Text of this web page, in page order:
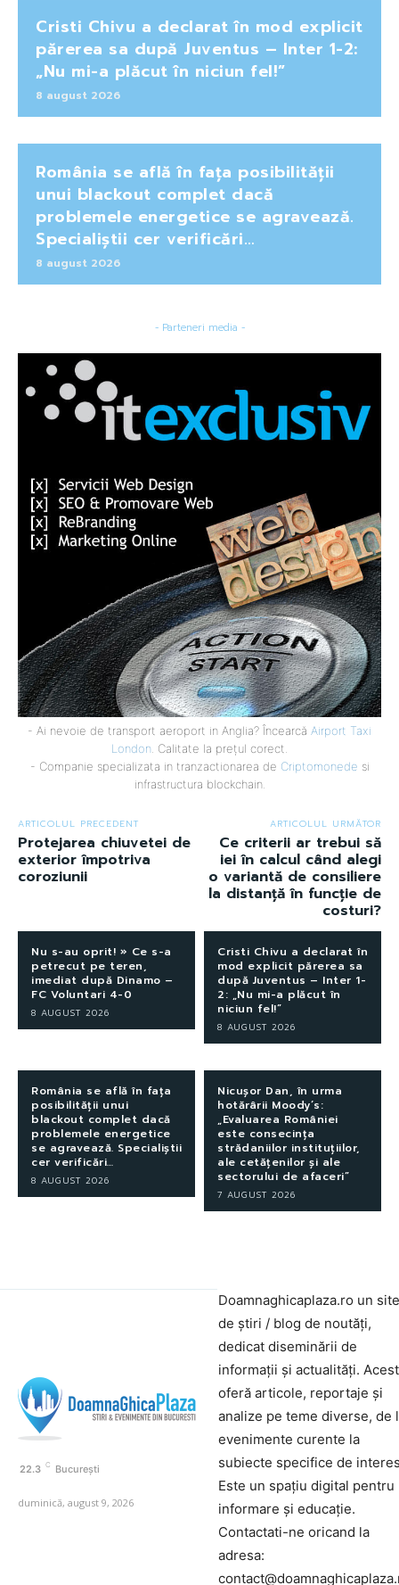
Cristi Chivu a declarat în mod explicit
părerea sa după Juventus – Inter 1-2:
„Nu mi-a plăcut în niciun fel!”
8 august 2026
România se află în fața posibilității
unui blackout complet dacă
problemele energetice se agravează.
Specialiștii cer verificări…
8 august 2026
- Parteneri media -
- Ai nevoie de transport aeroport in Anglia? Încearcă Airport Taxi
London . Calitate la prețul corect.
- Companie specializata in tranzactionarea de Criptomonede si
infrastructura blockchain.
ARTICOLUL PRECEDENT
Protejarea chiuvetei de
exterior împotriva
coroziunii
ARTICOLUL URMĂTOR
Ce criterii ar trebui să
iei în calcul când alegi
o variantă de consiliere
la distanță în funcție de
costuri?
Nu s-au oprit! » Ce s-a
petrecut pe teren,
imediat după Dinamo –
FC Voluntari 4-0
8 AUGUST 2026
Cristi Chivu a declarat în
mod explicit părerea sa
după Juventus – Inter 1-
2: „Nu mi-a plăcut în
niciun fel!”
8 AUGUST 2026
România se află în fața
posibilității unui
blackout complet dacă
problemele energetice
se agravează. Specialiștii
cer verificări…
8 AUGUST 2026
Nicușor Dan, în urma
hotărârii Moody’s:
„Evaluarea României
este consecința
strădaniilor instituțiilor,
ale cetățenilor și ale
sectorului de afaceri”
7 AUGUST 2026
22.3 C București
duminică, august 9, 2026
Doamnaghicaplaza.ro un site
de știri / blog de noutăți,
dedicat diseminării de
informații și actualități.
oferă articole, reportaje și
analize pe teme diverse, de
evenimente curente la
subiecte specifice de
Este un spațiu digital pentru
informare și educație.
Contactati-ne oricand la
adresa: